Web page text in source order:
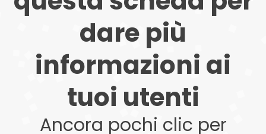
dare più
informazioni ai
tuoi utenti
Ancora pochi clic per